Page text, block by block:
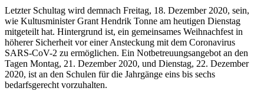
Letzter Schultag wird demnach Freitag, 18. Dezember 2020, sein,
wie Kultusminister Grant Hendrik Tonne am heutigen Dienstag
mitgeteilt hat. Hintergrund ist, ein gemeinsames Weihnachfest in
höherer Sicherheit vor einer Ansteckung mit dem Coronavirus
SARS-CoV-2 zu ermöglichen. Ein Notbetreuungsangebot an den
Tagen Montag, 21. Dezember 2020, und Dienstag, 22. Dezember
2020, ist an den Schulen für die Jahrgänge eins bis sechs
bedarfsgerecht vorzuhalten.